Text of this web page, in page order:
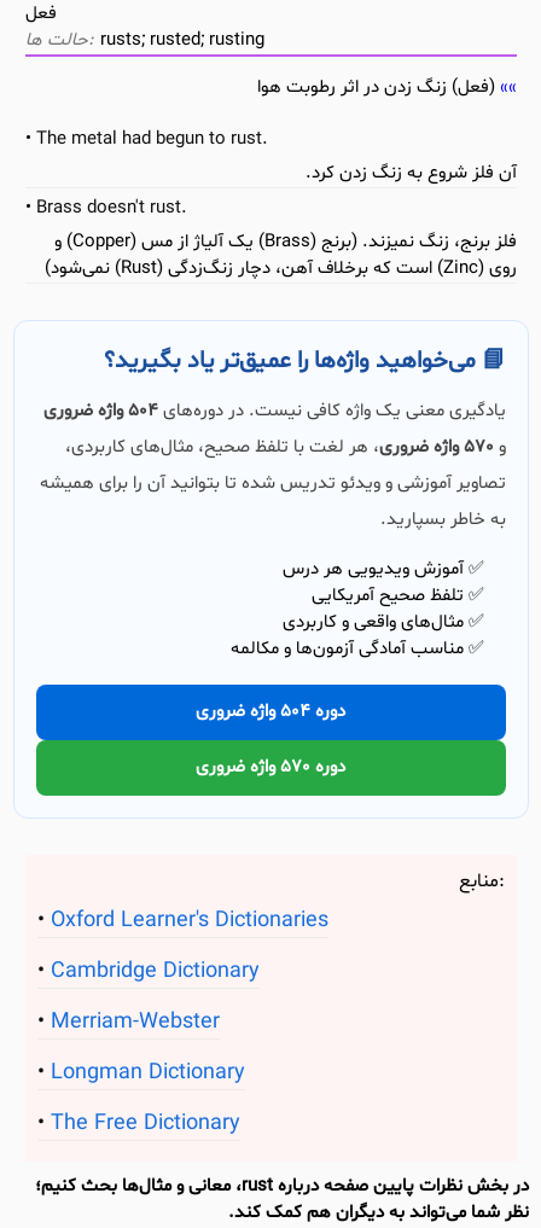
فعل
rusts; rusted; rusting
(فعل) زنگ زدن در اثر رطوبت هوا
The metal had begun to rust.
آن فلز شروع به زنگ زدن کرد.
Brass doesn't rust.
فلز برنج، زنگ نمیزند. (برنج (Brass) یک آلیاژ از مس (Copper) و
روی (Zinc) است که برخلاف آهن، دچار زنگ‌زدگی (Rust) نمی‌شود)
📘 می‌خواهید واژه‌ها را عمیق‌تر یاد بگیرید؟
یادگیری معنی یک واژه کافی نیست. در دوره‌های504 واژه ضروری
و 570 واژه ضروری
، هر لغت با تلفظ صحیح، مثال‌های کاربردی،
تصاویر آموزشی و ویدئو تدریس شده تا بتوانید آن را برای همیشه
به خاطر بسپارید.
✅ آموزش ویدیویی هر درس
✅ تلفظ صحیح آمریکایی
✅ مثال‌های واقعی و کاربردی
✅ مناسب آمادگی آزمون‌ها و مکالمه
دوره 504 واژه ضروری
دوره 570 واژه ضروری
منابع:
Oxford Learner's Dictionaries
Cambridge Dictionary
Merriam-Webster
Longman Dictionary
The Free Dictionary
در بخش نظرات پایین صفحه درباره rust، معانی و مثال‌ها بحث کنیم؛
نظر شما می‌تواند به دیگران هم کمک کند.